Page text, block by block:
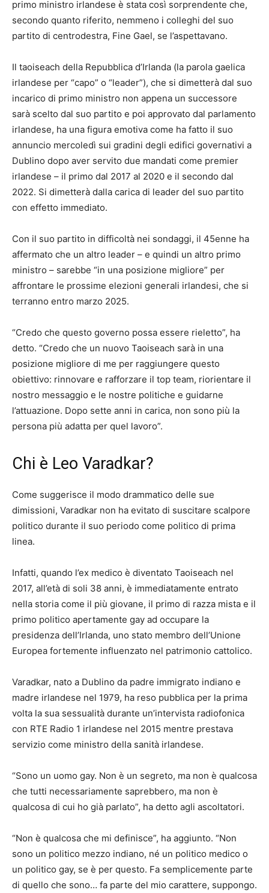
primo ministro irlandese è stata così sorprendente che,
secondo quanto riferito, nemmeno i colleghi del suo
partito di centrodestra, Fine Gael, se l’aspettavano.
Il taoiseach della Repubblica d’Irlanda (la parola gaelica
irlandese per “capo” o “leader”), che si dimetterà dal suo
incarico di primo ministro non appena un successore
sarà scelto dal suo partito e poi approvato dal parlamento
irlandese, ha una figura emotiva come ha fatto il suo
annuncio mercoledì sui gradini degli edifici governativi a
Dublino dopo aver servito due mandati come premier
irlandese – il primo dal 2017 al 2020 e il secondo dal
2022. Si dimetterà dalla carica di leader del suo partito
con effetto immediato.
Con il suo partito in difficoltà nei sondaggi, il 45enne ha
affermato che un altro leader – e quindi un altro primo
ministro – sarebbe “in una posizione migliore” per
affrontare le prossime elezioni generali irlandesi, che si
terranno entro marzo 2025.
“Credo che questo governo possa essere rieletto”, ha
detto. “Credo che un nuovo Taoiseach sarà in una
posizione migliore di me per raggiungere questo
obiettivo: rinnovare e rafforzare il top team, riorientare il
nostro messaggio e le nostre politiche e guidarne
l’attuazione. Dopo sette anni in carica, non sono più la
persona più adatta per quel lavoro”.
Chi è Leo Varadkar?
Come suggerisce il modo drammatico delle sue
dimissioni, Varadkar non ha evitato di suscitare scalpore
politico durante il suo periodo come politico di prima
linea.
Infatti, quando l’ex medico è diventato Taoiseach nel
2017, all’età di soli 38 anni, è immediatamente entrato
nella storia come il più giovane, il primo di razza mista e il
primo politico apertamente gay ad occupare la
presidenza dell’Irlanda, uno stato membro dell’Unione
Europea fortemente influenzato nel patrimonio cattolico.
Varadkar, nato a Dublino da padre immigrato indiano e
madre irlandese nel 1979, ha reso pubblica per la prima
volta la sua sessualità durante un’intervista radiofonica
con RTE Radio 1 irlandese nel 2015 mentre prestava
servizio come ministro della sanità irlandese.
“Sono un uomo gay. Non è un segreto, ma non è qualcosa
che tutti necessariamente saprebbero, ma non è
qualcosa di cui ho già parlato”, ha detto agli ascoltatori.
“Non è qualcosa che mi definisce”, ha aggiunto. “Non
sono un politico mezzo indiano, né un politico medico o
un politico gay, se è per questo. Fa semplicemente parte
di quello che sono… fa parte del mio carattere, suppongo.